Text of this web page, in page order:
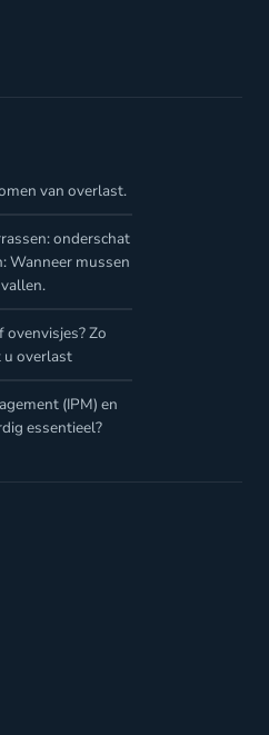
van overlast.
onderschat
Wanneer mussen
ovenvisjes? Zo
u overlast
(IPM) en
essentieel?